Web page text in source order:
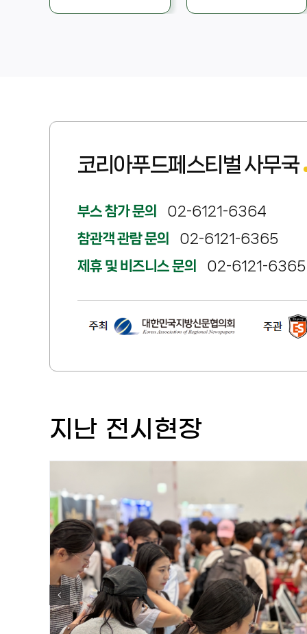
코리아푸드페스티벌 사무국
부스 참가 문의
02-6121-6364
참관객 관람 문의
02-6121-6365
제휴 및 비즈니스 문의
02-6121-6365
지난 전시현장